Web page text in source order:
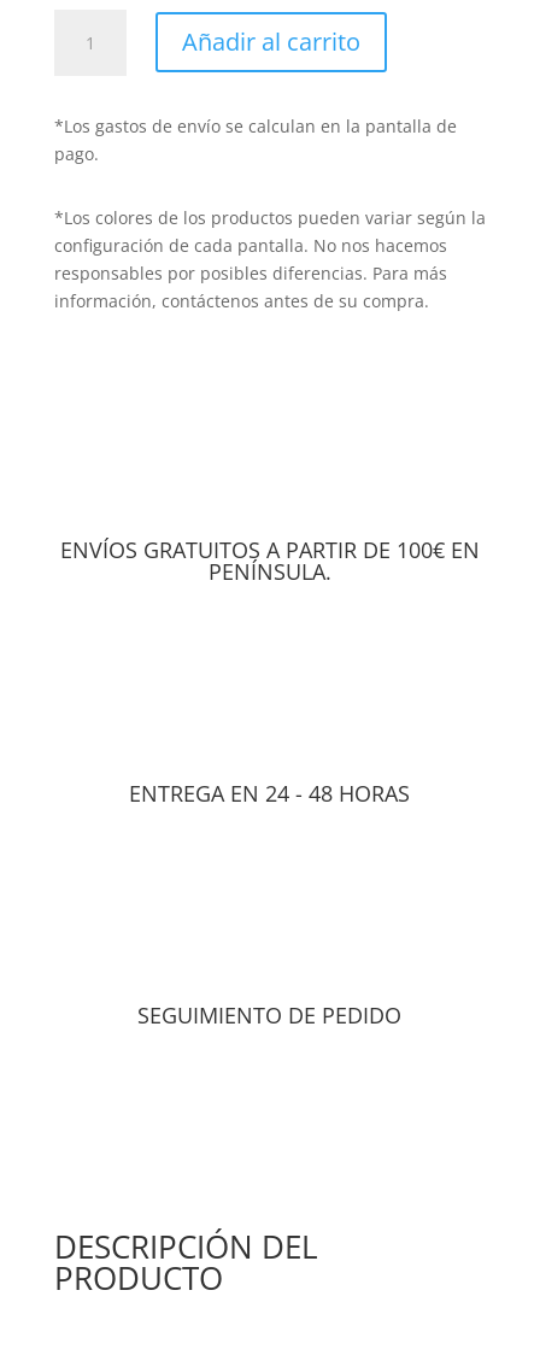
Añadir al carrito
*Los gastos de envío se calculan en la pantalla de
pago.
*Los colores de los productos pueden variar según la
configuración de cada pantalla. No nos hacemos
responsables por posibles diferencias. Para más
información, contáctenos antes de su compra.
ENVÍOS GRATUITOS A PARTIR DE 100€ EN
PENÍNSULA.
ENTREGA EN 24 - 48 HORAS
SEGUIMIENTO DE PEDIDO
DESCRIPCIÓN DEL
PRODUCTO